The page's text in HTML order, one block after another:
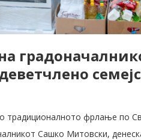
традиционалното фрлање по
Сашко Митовски,